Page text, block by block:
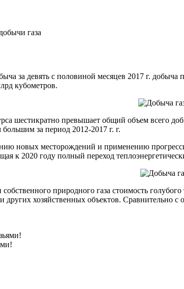
газа
за девять с половиной месяцев 2017 г.
кубометров.
шестикратно превышает общий объем всего
за период 2012-2017 г. г.
новых месторождений и применению
к 2020 году полный переход
природного газа стоимость
хозяйственных объектов. Сравнительно